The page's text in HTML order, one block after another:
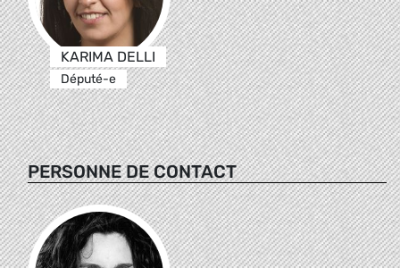
KARIMA DELLI
Député-e
PERSONNE DE CONTACT